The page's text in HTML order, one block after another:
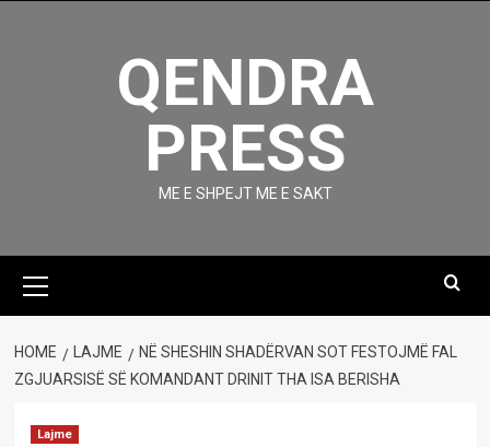
QENDRA
PRESS
ME E SHPEJT ME E SAKT
Menu
HOME LAJME
NË SHESHIN SHADËRVAN SOT FESTOJMË FAL
ZGJUARSISË SË KOMANDANT DRINIT THA ISA BERISHA
Lajme